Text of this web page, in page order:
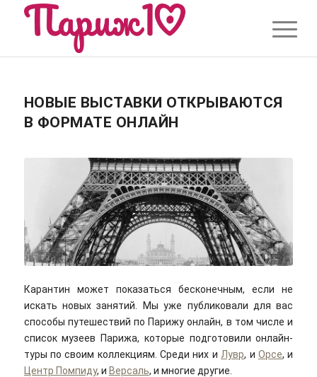
НОВЫЕ ВЫСТАВКИ ОТКРЫВАЮТСЯ
В ФОРМАТЕ ОНЛАЙН
Карантин может показаться бесконечным, если не
искать новых занятий. Мы уже публиковали для вас
способы путешествий по Парижу онлайн, в том числе и
список музеев Парижа, которые подготовили онлайн-
туры по своим коллекциям. Среди них и Лувр, иОрсе, и
Центр Помпиду, и Версаль, и многие другие.